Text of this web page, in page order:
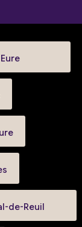
Eure
de-Reuil